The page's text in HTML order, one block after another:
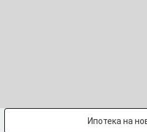
Ипотека на